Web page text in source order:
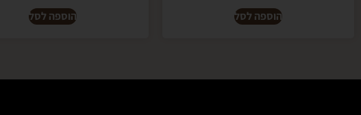
הוספה לסל הוספה לסל